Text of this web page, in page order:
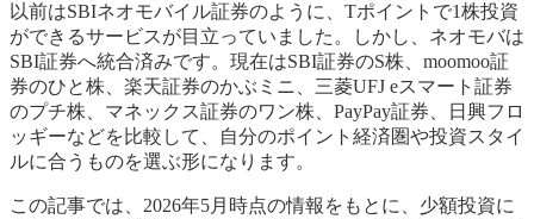
以前はSBIネオモバイル証券のように、Tポイントで1株投資
ができるサービスが目立っていました。しかし、ネオモバは
SBI証券へ統合済みです。現在はSBI証券のS株、moomoo証
券のひと株、楽天証券のかぶミニ、三菱UFJ eスマート証券
のプチ株、マネックス証券のワン株、PayPay証券、日興フロ
ッギーなどを比較して、自分のポイント経済圏や投資スタイ
ルに合うものを選ぶ形になります。
この記事では、2026年5月時点の情報をもとに、少額投資に